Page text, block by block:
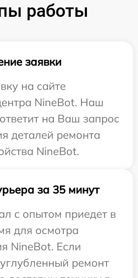
работы
заявки
на сайте
NineBot. Наш
на Ваш запрос
деталей ремонта
NineBot.
за 35 минут
с опытом приедет в
для осмотра
NineBot. Если
ремонт